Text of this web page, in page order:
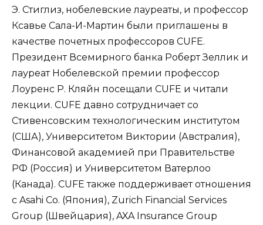
Э. Стиглиз, нобелевские лауреаты, и профессор
Ксавье Сала-И-Мартин были приглашены в
качестве почетных профессоров CUFE.
Президент Всемирного банка Роберт Зеллик и
лауреат Нобелевской премии профессор
Лоуренс Р. Кляйн посещали CUFE и читали
лекции. CUFE давно сотрудничает со
Стивенсовским технологическим институтом
(США), Университетом Виктории (Австралия),
Финансовой академией при Правительстве
РФ (Россия) и Университетом Ватерлоо
(Канада). CUFE также поддерживает отношения
с Asahi Co. (Япония), Zurich Financial Services
Group (Швейцария), AXA Insurance Group